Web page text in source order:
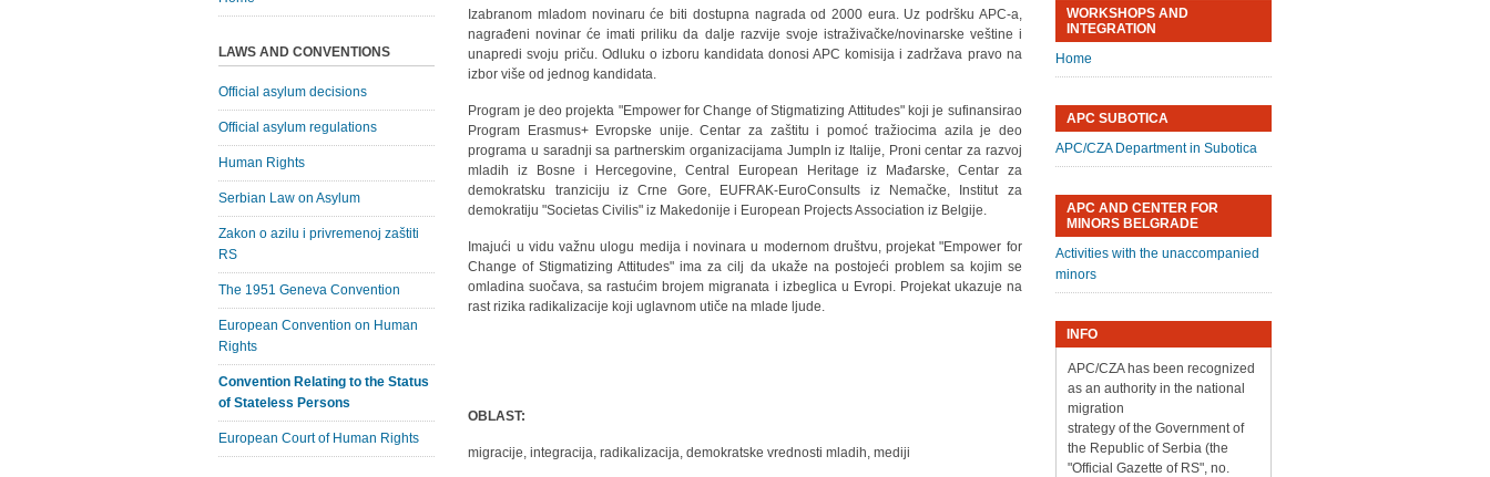
Izabranom mladom novinaru će biti dostupna nagrada od 2000 eura. Uz podršku APC-a,
nagrađeni novinar će imati priliku da dalje razvije svoje istraživačke/novinarske veštine i
unapredi svoju priču. Odluku o izboru kandidata donosi APC komisija i zadržava pravo na
izbor više od jednog kandidata.
Program je deo projekta "Empower for Change of Stigmatizing Attitudes" koji je sufinansirao
Program Erasmus+ Evropske unije. Centar za zaštitu i pomoć tražiocima azila je deo
programa u saradnji sa partnerskim organizacijama JumpIn iz Italije, Proni centar za razvoj
mladih iz Bosne i Hercegovine, Central European Heritage iz Mađarske, Centar za
demokratsku tranziciju iz Crne Gore, EUFRAK-EuroConsults iz Nemačke, Institut za
demokratiju "Societas Civilis" iz Makedonije i European Projects Association iz Belgije.
Imajući u vidu važnu ulogu medija i novinara u modernom društvu, projekat "Empower for
Change of Stigmatizing Attitudes" ima za cilj da ukaže na postojeći problem sa kojim se
omladina suočava, sa rastućim brojem migranata i izbeglica u Evropi. Projekat ukazuje na
rast rizika radikalizacije koji uglavnom utiče na mlade ljude.
OBLAST:
migracije, integracija, radikalizacija, demokratske vrednosti mladih, mediji
LAWS AND CONVENTIONS
Official asylum decisions
Official asylum regulations
Human Rights
Serbian Law on Asylum
Zakon o azilu i privremenoj zaštiti
RS
The 1951 Geneva Convention
European Convention on Human
Rights
Convention Relating to the Status
of Stateless Persons
European Court of Human Rights
WORKSHOPS AND
INTEGRATION
Home
APC SUBOTICA
APC/CZA Department in Subotica
APC AND CENTER FOR
MINORS BELGRADE
Activities with the unaccompanied
minors
INFO
APC/CZA has been recognized
as an authority in the national
migration
strategy of the Government of
the Republic of Serbia (the
"Official Gazette of RS", no.